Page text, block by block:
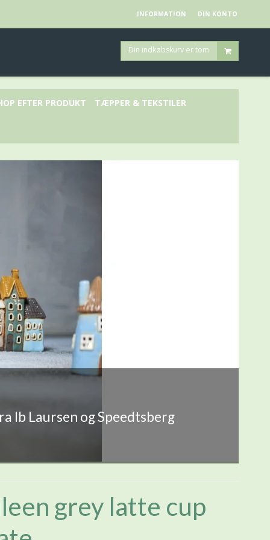
INFORMATION DIN KONTO
Din indkøbskurv er tom
EFTER PRODUKT TÆPPER & TEKSTILER
Ib Laursen og Speedtsberg
grey latte cup